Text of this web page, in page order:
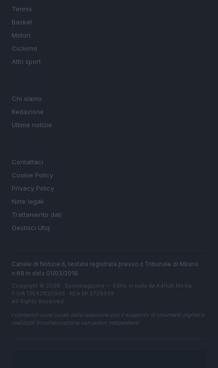
Tennis
Basket
Motori
Ciclismo
Altri sport
Chi siamo
Redazione
Ultime notizie
Contattaci
Cookie Policy
Privacy Policy
Note legali
Trattamento dati
Gestisci Utiq
Canale di Notizie.it, testata registrata presso il Tribunale di Milano
n.68 in data 01/03/2018
Copyright © 2026 · Sportmagazine — Edito in Italia da AdHub Media
P.IVA 13542920965 · REA MI 2729933
All Rights Reserved
I contenuti sono curati dalla redazione con il supporto di strumenti digitali e
realizzati in collaborazione con autori indipendenti.